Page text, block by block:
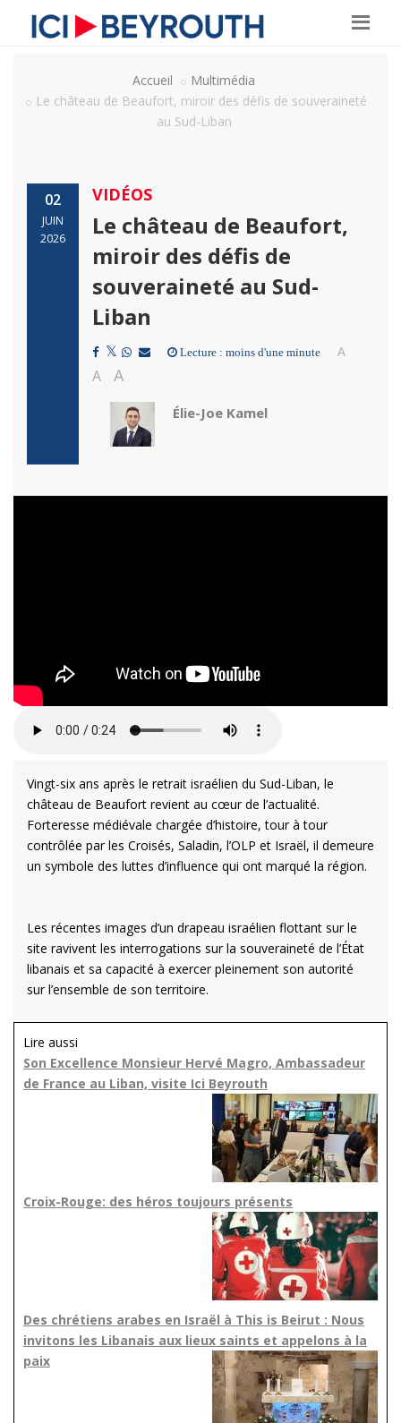
Accueil
Multimédia
Le château de Beaufort, miroir des défis de souveraineté
au Sud-Liban
02
JUIN
2026
VIDÉOS
Le château de Beaufort,
miroir des défis de
souveraineté au Sud-
Liban
Lecture : moins d'une minute A
A A
Élie-Joe Kamel
Vingt-six ans après le retrait israélien du Sud-Liban, le
château de Beaufort revient au cœur de l’actualité.
Forteresse médiévale chargée d’histoire, tour à tour
contrôlée par les Croisés, Saladin, l’OLP et Israël, il demeure
un symbole des luttes d’influence qui ont marqué la région.
Les récentes images d’un drapeau israélien flottant sur le
site ravivent les interrogations sur la souveraineté de l’État
libanais et sa capacité à exercer pleinement son autorité
sur l’ensemble de son territoire.
Lire aussi
Son Excellence Monsieur Hervé Magro, Ambassadeur
de France au Liban, visite Ici Beyrouth
Croix-Rouge: des héros toujours présents
Des chrétiens arabes en Israël à This is Beirut : Nous
invitons les Libanais aux lieux saints et appelons à la
paix